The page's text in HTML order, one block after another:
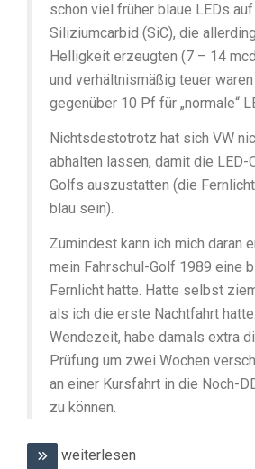
schon viel früher blaue LEDs
Siliziumcarbid (SiC), die
Helligkeit erzeugten (7 – 14
und verhältnismäßig teuer
gegenüber 10 Pf für „normale“
Nichtsdestotrotz hat sich VW
abhalten lassen, damit die LED-
Golfs auszustatten (die
blau sein).
Zumindest kann ich mich daran
mein Fahrschul-Golf 1989 eine
Fernlicht hatte. Hatte selbst
als ich die erste Nachtfahrt
Wendezeit, habe damals extra
Prüfung um zwei Wochen
an einer Kursfahrt in die Noch-
zu können.
weiterlesen